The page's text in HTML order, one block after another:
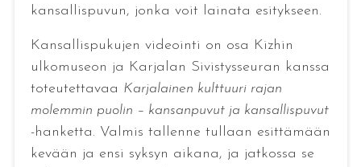
kansallispuvun, jonka voit lainata esitykseen.
Kansallispukujen videointi on osa Kizhin
ulkomuseon ja Karjalan Sivistysseuran kanssa
toteutettavaa Karjalainen kulttuuri rajan
molemmin puolin – kansanpuvut ja kansallispuvut
-hanketta. Valmis tallenne tullaan esittämään
kevään ja ensi syksyn aikana, ja jatkossa se